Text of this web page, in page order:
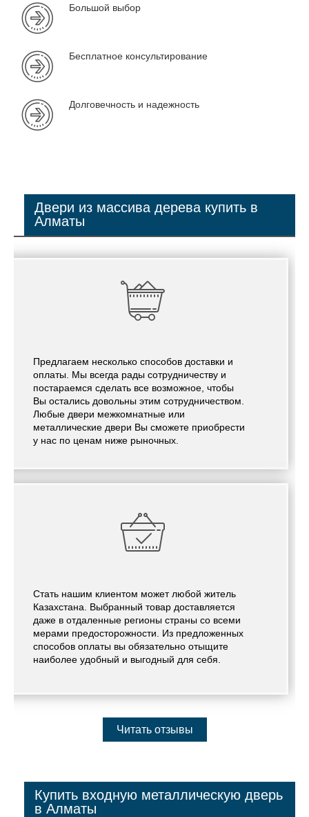
Большой выбор
Бесплатное консультирование
Долговечность и надежность
Двери из массива дерева купить в
Алматы
Предлагаем несколько способов доставки и
оплаты. Мы всегда рады сотрудничеству и
постараемся сделать все возможное, чтобы
Вы остались довольны этим сотрудничеством.
Любые двери межкомнатные или
металлические двери Вы сможете приобрести
у нас по ценам ниже рыночных.
Стать нашим клиентом может любой житель
Казахстана. Выбранный товар доставляется
даже в отдаленные регионы страны со всеми
мерами предосторожности. Из предложенных
способов оплаты вы обязательно отыщите
наиболее удобный и выгодный для себя.
Читать отзывы
Купить входную металлическую дверь
в Алматы